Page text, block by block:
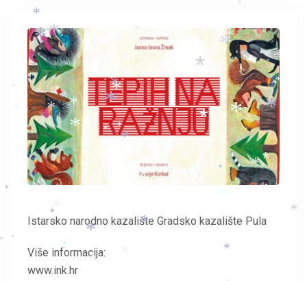
Istarsko narodno kazalište Gradsko kazalište Pula
Više informacija:
www.ink.hr
*
*
*
*
*
*
*
*
*
*
*
*
*
*
*
*
*
*
*
*
*
*
*
*
*
*
*
*
*
*
*
*
*
*
*
*
*
*
*
*
*
*
*
*
*